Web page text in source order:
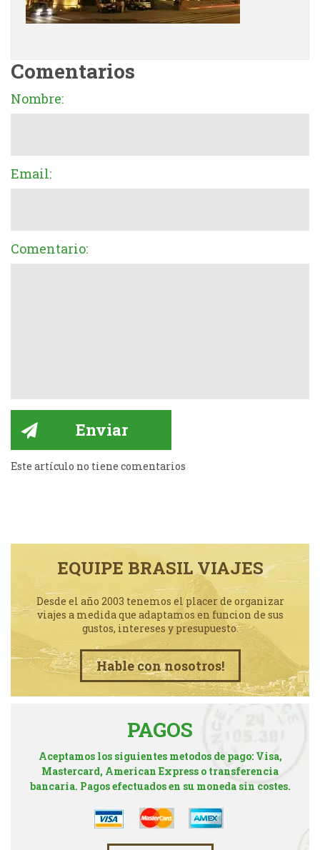
Comentarios
Nombre:
Email:
Comentario:
Este artículo no tiene comentarios
EQUIPE BRASIL VIAJES
Desde el año 2003 tenemos el placer de organizar
viajes a medida que adaptamos en funcion de sus
gustos, intereses y presupuesto.
Hable con nosotros!
PAGOS
Aceptamos los siguientes metodos de pago: Visa,
Mastercard, American Express o transferencia
bancaria. Pagos efectuados en su moneda sin costes.